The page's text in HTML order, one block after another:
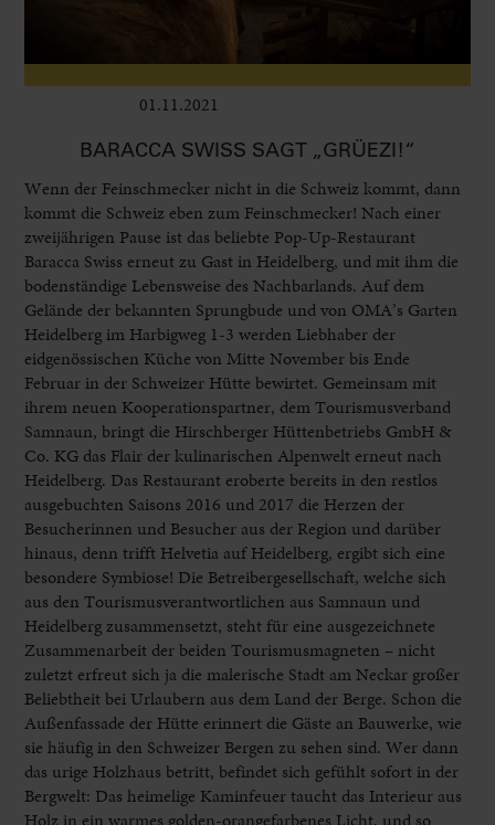
01.11.2021
BARACCA SWISS SAGT „GRÜEZI!“
Wenn der Feinschmecker nicht in die Schweiz kommt, dann
kommt die Schweiz eben zum Feinschmecker! Nach einer
zweijährigen Pause ist das beliebte Pop-Up-Restaurant
Baracca Swiss erneut zu Gast in Heidelberg, und mit ihm die
bodenständige Lebensweise des Nachbarlands. Auf dem
Gelände der bekannten Sprungbude und von OMA’s Garten
Heidelberg im Harbigweg 1-3 werden Liebhaber der
eidgenössischen Küche von Mitte November bis Ende
Februar in der Schweizer Hütte bewirtet. Gemeinsam mit
ihrem neuen Kooperationspartner, dem Tourismusverband
Samnaun, bringt die Hirschberger Hüttenbetriebs GmbH &
Co. KG das Flair der kulinarischen Alpenwelt erneut nach
Heidelberg. Das Restaurant eroberte bereits in den restlos
ausgebuchten Saisons 2016 und 2017 die Herzen der
Besucherinnen und Besucher aus der Region und darüber
hinaus, denn trifft Helvetia auf Heidelberg, ergibt sich eine
besondere Symbiose! Die Betreibergesellschaft, welche sich
aus den Tourismusverantwortlichen aus Samnaun und
Heidelberg zusammensetzt, steht für eine ausgezeichnete
Zusammenarbeit der beiden Tourismusmagneten – nicht
zuletzt erfreut sich ja die malerische Stadt am Neckar großer
Beliebtheit bei Urlaubern aus dem Land der Berge. Schon die
Außenfassade der Hütte erinnert die Gäste an Bauwerke, wie
sie häufig in den Schweizer Bergen zu sehen sind. Wer dann
das urige Holzhaus betritt, befindet sich gefühlt sofort in der
Bergwelt: Das heimelige Kaminfeuer taucht das Interieur aus
Holz in ein warmes golden-orangefarbenes Licht, und so